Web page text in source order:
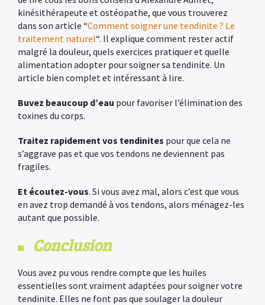
kinésithérapeute et ostéopathe, que vous trouverez
dans son article “Comment soigner une tendinite ? Le
traitement naturel“. Il explique comment rester actif
malgré la douleur, quels exercices pratiquer et quelle
alimentation adopter pour soigner sa tendinite. Un
article bien complet et intéressant à lire.
Buvez beaucoup d’eau pour favoriser l’élimination des
toxines du corps.
Traitez rapidement vos tendinites pour que cela ne
s’aggrave pas et que vos tendons ne deviennent pas
fragiles.
Et écoutez-vous. Si vous avez mal, alors c’est que vous
en avez trop demandé à vos tendons, alors ménagez-les
autant que possible.
Conclusion
Vous avez pu vous rendre compte que les huiles
essentielles sont vraiment adaptées pour soigner votre
tendinite. Elles ne font pas que soulager la douleur